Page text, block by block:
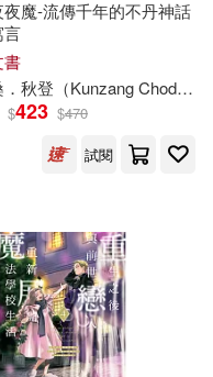
(6)
社(20)
夜魔-流傳千年的不丹神話
言
書
秋登（Kunzang Choden）
$423 $470
試閱